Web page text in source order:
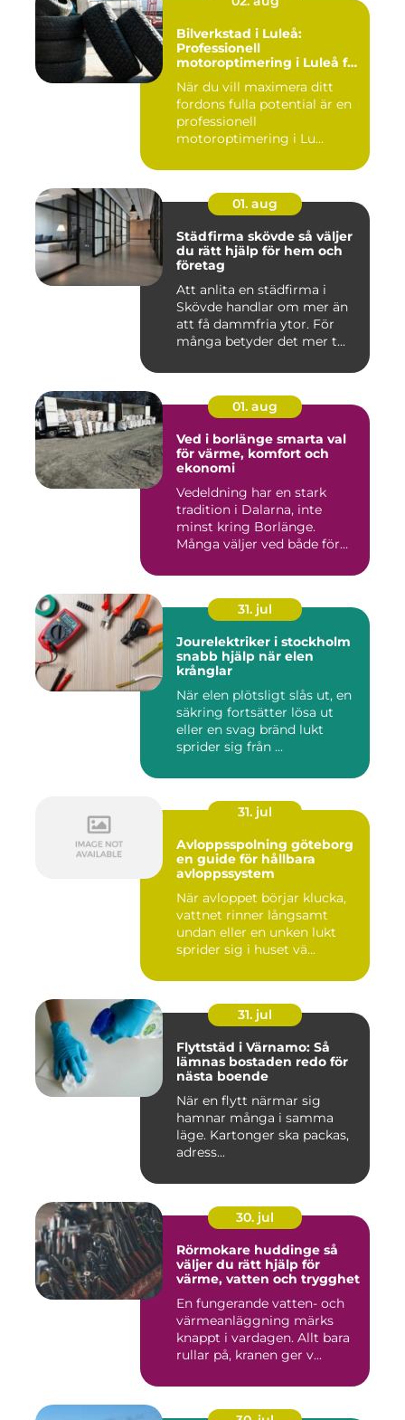
Bilverkstad i Luleå:
Professionell
motoroptimering i Luleå för
När du vill maximera ditt
fordons fulla potential är en
professionell
motoroptimering i Lu...
01. aug
Städfirma skövde så väljer
du rätt hjälp för hem och
företag
Att anlita en städfirma i
Skövde handlar om mer än
att få dammfria ytor. För
många betyder det mer t...
01. aug
Ved i borlänge smarta val
för värme, komfort och
ekonomi
Vedeldning har en stark
tradition i Dalarna, inte
minst kring Borlänge.
Många väljer ved både för
31. jul
Jourelektriker i stockholm
snabb hjälp när elen
krånglar
När elen plötsligt slås ut, en
säkring fortsätter lösa ut
eller en svag bränd lukt
sprider sig från ...
31. jul
Avloppsspolning göteborg
en guide för hållbara
avloppssystem
När avloppet börjar klucka,
vattnet rinner långsamt
undan eller en unken lukt
sprider sig i huset vä...
31. jul
Flyttstäd i Värnamo: Så
lämnas bostaden redo för
nästa boende
När en flytt närmar sig
hamnar många i samma
läge. Kartonger ska packas,
adress...
30. jul
Rörmokare huddinge så
väljer du rätt hjälp för
värme, vatten och trygghet
En fungerande vatten- och
värmeanläggning märks
knappt i vardagen. Allt bara
rullar på, kranen ger v...